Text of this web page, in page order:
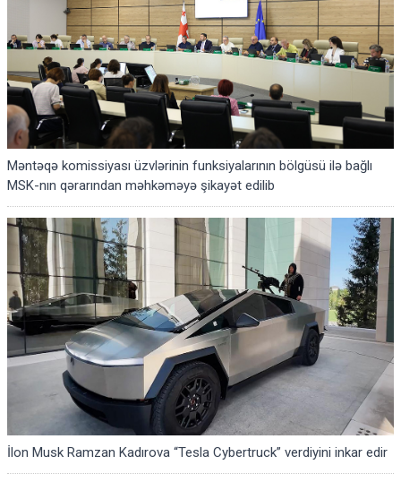
Məntəqə komissiyası üzvlərinin funksiyalarının bölgüsü ilə bağlı
MSK-nın qərarından məhkəməyə şikayət edilib
İlon Musk Ramzan Kadırova “Tesla Cybertruck” verdiyini inkar edir